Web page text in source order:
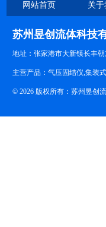
网站首页 关
苏州昱创流体科技
地址：张家港市大新镇长丰
主营产品：气压固结仪,集装
© 2026 版权所有：苏州昱创